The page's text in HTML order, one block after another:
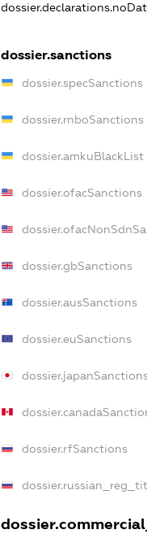
dossier.sanctions
dossier.specSanctions
dossier.rnboSanctions
dossier.amkuBlackList
dossier.ofacSanctions
dossier.gbSanctions
dossier.ausSanctions
dossier.euSanctions
dossier.rfSanctions